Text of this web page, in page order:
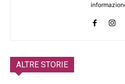
ALTRE STORIE